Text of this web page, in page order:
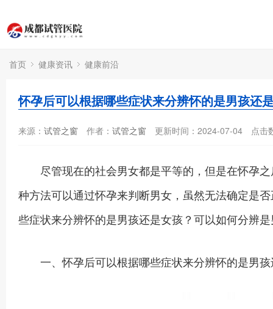
首页 健康资讯 健康前沿
怀孕后可以根据哪些症状来分辨怀的是男孩还
来源： 试管之窗 作者： 试管之窗 更新时间：2024-07-04 点击
尽管现在的社会男女都是平等的，但是在怀孕之
种方法可以通过怀孕来判断男女，虽然无法确定是
些症状来分辨怀的是男孩还是女孩？可以如何分辨
一、怀孕后可以根据哪些症状来分辨怀的是男孩